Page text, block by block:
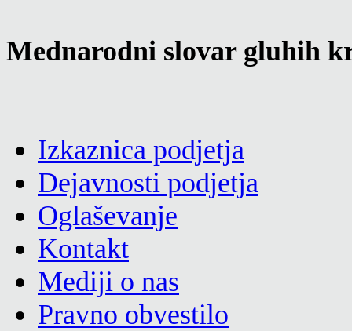
Mednarodni slovar gluhih
Izkaznica podjetja
Dejavnosti podjetja
Oglaševanje
Kontakt
Mediji o nas
Pravno obvestilo